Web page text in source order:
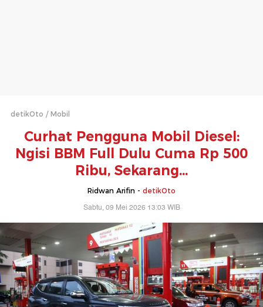
detikOto Mobil
Curhat Pengguna Mobil Diesel:
Ngisi BBM Full Dulu Cuma Rp 500
Ribu, Sekarang...
Ridwan Arifin - detikOto
Sabtu, 09 Mei 2026 13:03 WIB